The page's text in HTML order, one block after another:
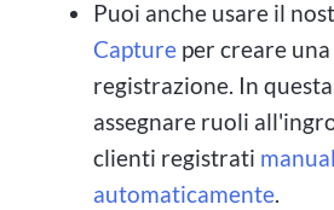
Puoi anche usare il
Captureper creare una
registrazione. In
assegnare ruoli
clienti registrati
automaticamente.